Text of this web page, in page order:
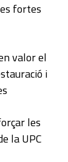
fortes
valor el
i
les
la UPC